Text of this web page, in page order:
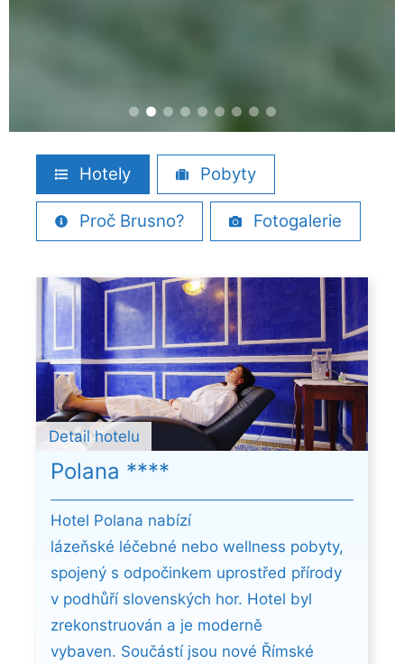
Hotely Pobyty
Proč Brusno? Fotogalerie
Polana ****
Hotel Polana nabízí
lázeňské léčebné nebo wellness pobyty,
spojený s odpočinkem uprostřed přírody
v podhůří slovenských hor. Hotel byl
zrekonstruován a je moderně
vybaven. Součástí jsou nové Římské
Detail hotelu